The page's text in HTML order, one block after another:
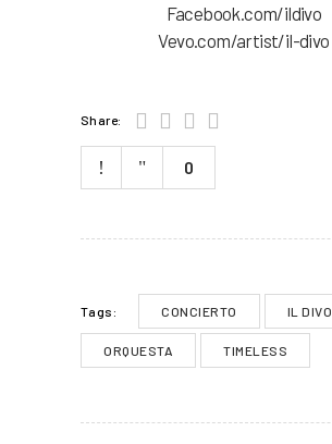
Facebook.com/ildivo
Vevo.com/artist/il-divo
Share:
0
Tags: CONCIERTO IL DIVO
ORQUESTA TIMELESS